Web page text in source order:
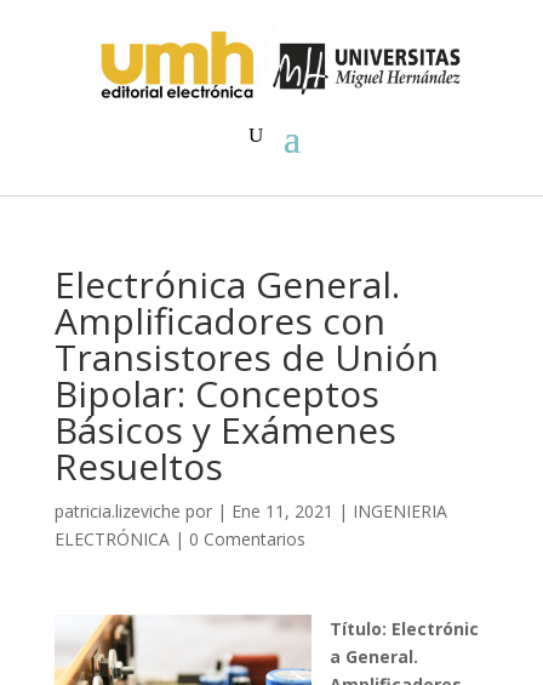
Electrónica General.
Amplificadores con
Transistores de Unión
Bipolar: Conceptos
Básicos y Exámenes
Resueltos
patricia.lizeviche por | Ene 11, 2021 | INGENIERIA
ELECTRÓNICA| 0 Comentarios
Título: Electrónic
a General.